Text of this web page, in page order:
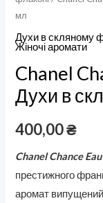
мл
Духи в скляному
Жіночі аромати
Chanel
Духи в
400,00₴
Chanel Chance
престижного
аромат випущений